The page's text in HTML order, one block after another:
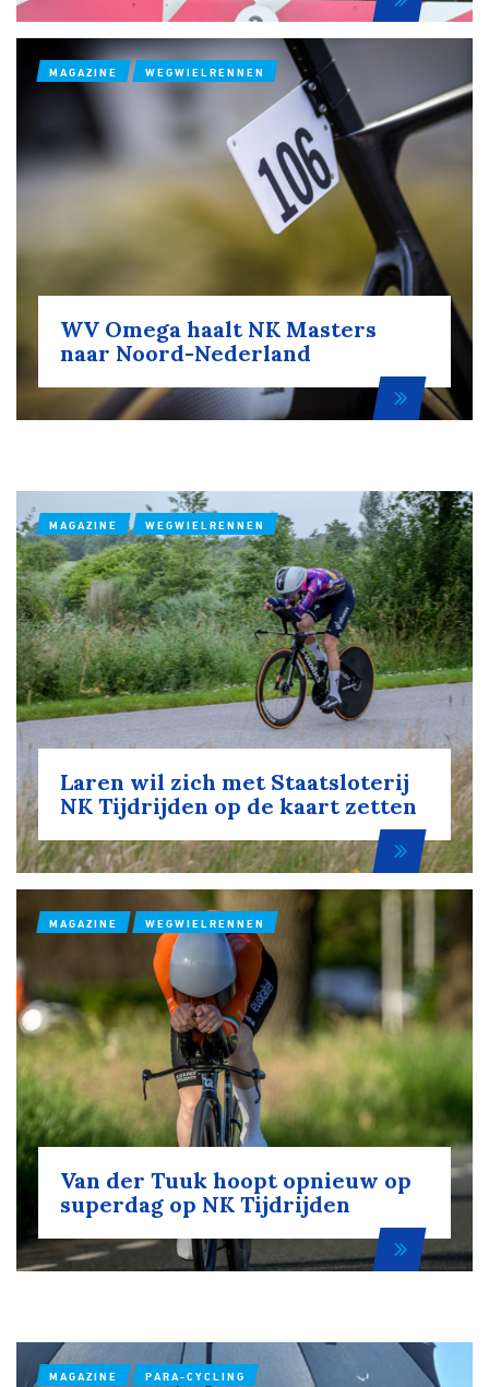
MAGAZINE WEGWIELRENNEN
WV Omega haalt NK Masters
naar Noord-Nederland
MAGAZINE WEGWIELRENNEN
Laren wil zich met Staatsloterij
NK Tijdrijden op de kaart zetten
MAGAZINE WEGWIELRENNEN
Van der Tuuk hoopt opnieuw op
superdag op NK Tijdrijden
MAGAZINE PARA-CYCLING